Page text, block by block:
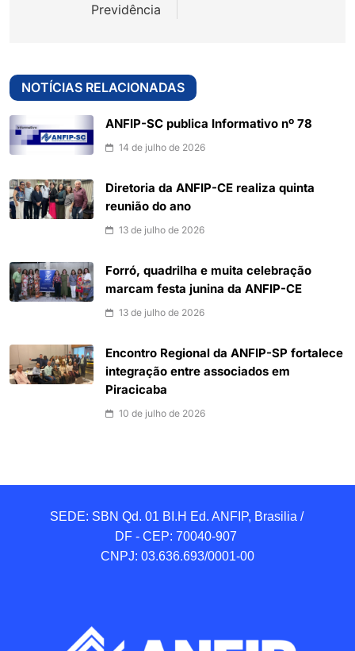
Previdência
NOTÍCIAS RELACIONADAS
ANFIP-SC publica Informativo nº 78
14 de julho de 2026
Diretoria da ANFIP-CE realiza quinta
reunião do ano
13 de julho de 2026
Forró, quadrilha e muita celebração
marcam festa junina da ANFIP-CE
13 de julho de 2026
Encontro Regional da ANFIP-SP fortalece
integração entre associados em
Piracicaba
10 de julho de 2026
SEDE: SBN Qd. 01 BI.H Ed. ANFIP, Brasilia /
DF - CEP: 70040-907
CNPJ: 03.636.693/0001-00